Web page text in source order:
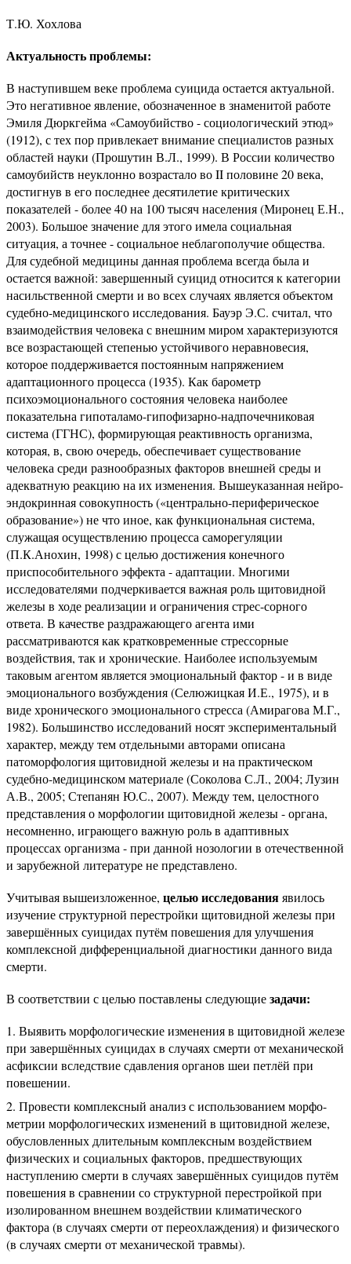
Т.Ю. Хохлова
Актуальность проблемы:
В наступившем веке проблема суицида остается актуальной.
Это негативное явление, обозначенное в знаменитой работе
Эмиля Дюркгейма «Самоубийство - социологический этюд»
(1912), с тех пор привлекает внимание специалистов разных
областей науки (Прошутин В.Л., 1999). В России количество
самоубийств неуклонно возрастало во II половине 20 века,
достигнув в его последнее десятилетие критических
показателей - более 40 на 100 тысяч населения (Миронец Е.Н.,
2003). Большое значение для этого имела социальная
ситуация, а точнее - социальное неблагополучие общества.
Для судебной медицины данная проблема всегда была и
остается важной: завершенный суицид относится к категории
насильственной смерти и во всех случаях является объектом
судебно-медицинского исследования. Бауэр Э.С. считал, что
взаимодействия человека с внешним миром характеризуются
все возрастающей степенью устойчивого неравновесия,
которое поддерживается постоянным напряжением
адаптационного процесса (1935). Как барометр
психоэмоционального состояния человека наиболее
показательна гипоталамо-гипофизарно-надпочечниковая
система (ГГНС), формирующая реактивность организма,
которая, в, свою очередь, обеспечивает существование
человека среди разнообразных факторов внешней среды и
адекватную реакцию на их изменения. Вышеуказанная нейро-
эндокринная совокупность («центрально-периферическое
образование») не что иное, как функциональная система,
служащая осуществлению процесса саморегуляции
(П.К.Анохин, 1998) с целью достижения конечного
приспособительного эффекта - адаптации. Многими
исследователями подчеркивается важная роль щитовидной
железы в ходе реализации и ограничения стрес-сорного
ответа. В качестве раздражающего агента ими
рассматриваются как кратковременные стрессорные
воздействия, так и хронические. Наиболее используемым
таковым агентом является эмоциональный фактор - и в виде
эмоционального возбуждения (Селюжицкая И.Е., 1975), и в
виде хронического эмоционального стресса (Амирагова М.Г.,
1982). Большинство исследований носят экспериментальный
характер, между тем отдельными авторами описана
патоморфология щитовидной железы и на практическом
судебно-медицинском материале (Соколова С.Л., 2004; Лузин
А.В., 2005; Степанян Ю.С., 2007). Между тем, целостного
представления о морфологии щитовидной железы - органа,
несомненно, играющего важную роль в адаптивных
процессах организма - при данной нозологии в отечественной
и зарубежной литературе не представлено.
Учитывая вышеизложенное, целью исследованияявилось
изучение структурной перестройки щитовидной железы при
завершённых суицидах путём повешения для улучшения
комплексной дифференциальной диагностики данного вида
смерти.
В соответствии с целью поставлены следующиезадачи:
Выявить морфологические изменения в щитовидной железе
при завершённых суицидах в случаях смерти от механической
асфиксии вследствие сдавления органов шеи петлёй при
повешении.
Провести комплексный анализ с использованием морфо-
метрии морфологических изменений в щитовидной железе,
обусловленных длительным комплексным воздействием
физических и социальных факторов, предшествующих
наступлению смерти в случаях завершённых суицидов путём
повешения в сравнении со структурной перестройкой при
изолированном внешнем воздействии климатического
фактора (в случаях смерти от переохлаждения) и физического
(в случаях смерти от механической травмы).